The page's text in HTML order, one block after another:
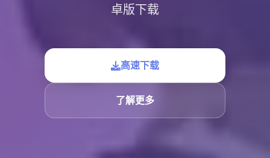
卓版下载
高速下载
了解更多